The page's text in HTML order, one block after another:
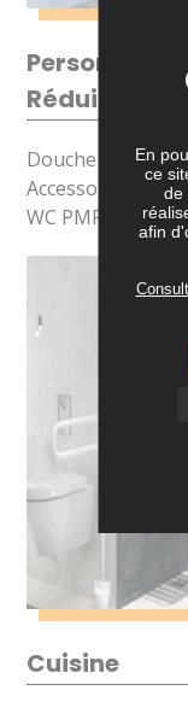
Personne à
Réduite
Douche PMR
Accessoire PMR
WC PMR
Cuisine
En
ce
de
afin